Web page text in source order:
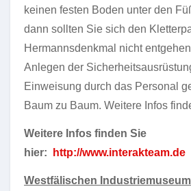
keinen festen Boden unter den
dann sollten Sie sich den
Hermannsdenkmal nicht
Anlegen der
Einweisung durch das Personal
Baum zu Baum. Weitere Infos
Weitere Infos finden Sie
hier:
http://www.interakteam.de
Westfälischen